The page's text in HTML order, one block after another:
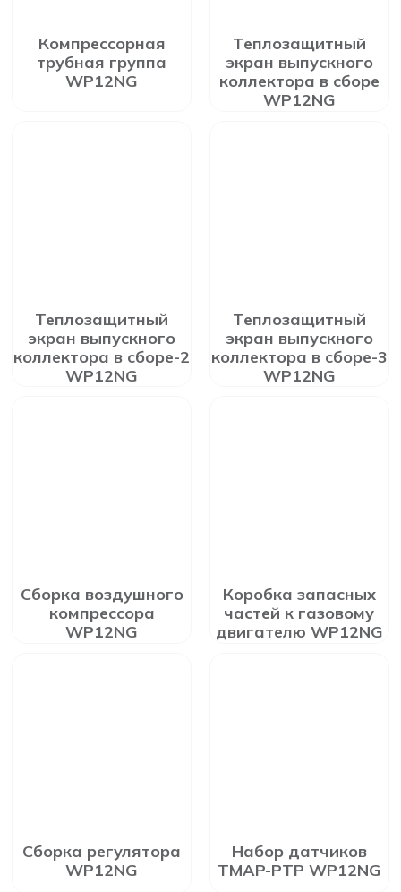
Компрессорная
трубная группа
WP12NG
Теплозащитный
экран выпускного
коллектора в сборе
WP12NG
Теплозащитный
экран выпускного
коллектора в сборе-2
WP12NG
Теплозащитный
экран выпускного
коллектора в сборе-3
WP12NG
Сборка воздушного
компрессора
WP12NG
Коробка запасных
частей к газовому
двигателю WP12NG
Сборка регулятора
WP12NG
Набор датчиков
TMAP-PTP WP12NG